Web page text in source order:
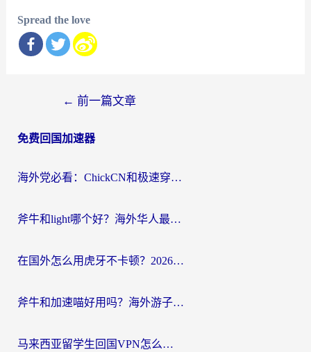
Spread the love
导
← 前一篇文章
免费回国加速器
海外党必看：ChickCN和极速穿梭VPN好用吗？3招教你选对回国加速器无缝刷国内资源
斧牛和light哪个好？海外华人最关心的回国加速器选择难题，一篇讲透
在国外怎么用虎牙不卡顿？2026海外华人亲测有效的回国加速器选择指南
斧牛和加速喵好用吗？海外游子的真实选择困境
马来西亚留学生回国VPN怎么选？3个避坑点+1款实测好用的加速器推荐